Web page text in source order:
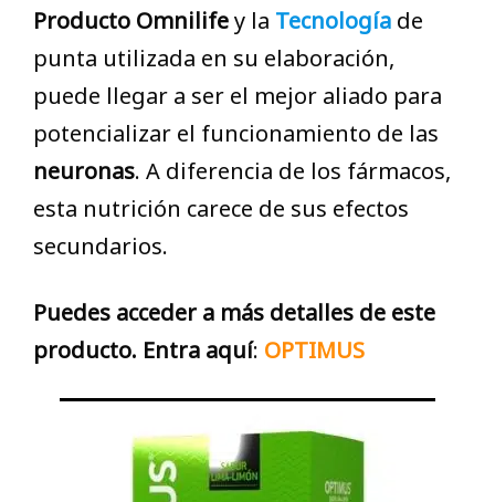
Producto Omnilifey la Tecnología de
punta utilizada en su elaboración,
puede llegar a ser el mejor aliado para
potencializar el funcionamiento de las
neuronas. A diferencia de los fármacos,
esta nutrición carece de sus efectos
secundarios.
Puedes acceder a más detalles de este
producto. Entra aquí: OPTIMUS